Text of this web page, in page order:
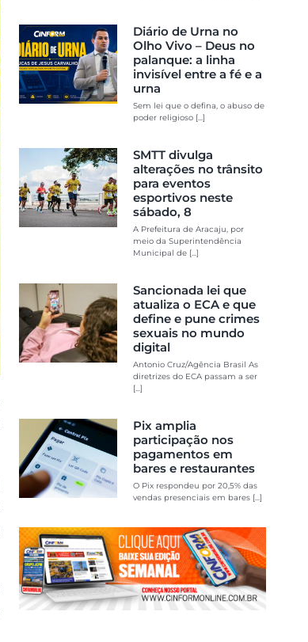
Diário de Urna no
Olho Vivo – Deus no
palanque: a linha
invisível entre a fé e a
urna
Sem lei que o defina, o abuso de
poder religioso [...]
SMTT divulga
alterações no trânsito
para eventos
esportivos neste
sábado, 8
A Prefeitura de Aracaju, por
meio da Superintendência
Municipal de [...]
Sancionada lei que
atualiza o ECA e que
define e pune crimes
sexuais no mundo
digital
Antonio Cruz/Agência Brasil As
diretrizes do ECA passam a ser
[...]
Pix amplia
participação nos
pagamentos em
bares e restaurantes
O Pix respondeu por 20,5% das
vendas presenciais em bares [...]